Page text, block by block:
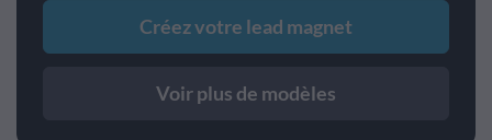
Créez votre lead magnet
Voir plus de modèles